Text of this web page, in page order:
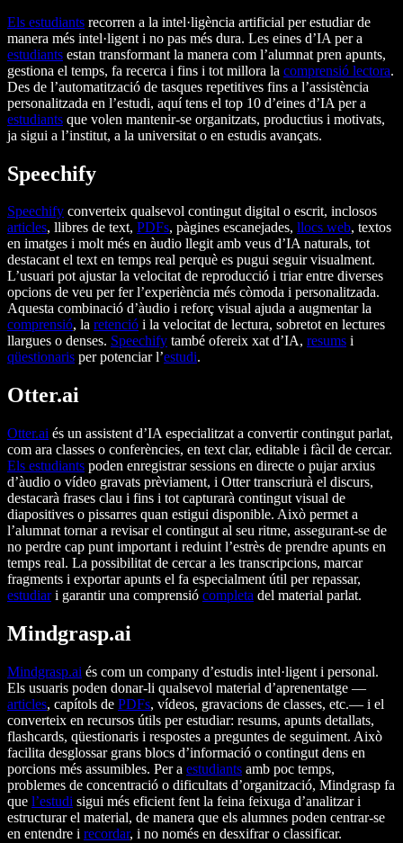
Els estudiants recorren a la intel·ligència artificial per estudiar de
manera més intel·ligent i no pas més dura. Les eines d’IA per a
estudiants estan transformant la manera com l’alumnat pren apunts,
gestiona el temps, fa recerca i fins i tot millora la comprensió lectora.
Des de l’automatització de tasques repetitives fins a l’assistència
personalitzada en l’estudi, aquí tens el top 10 d’eines d’IA per a
estudiants que volen mantenir-se organitzats, productius i motivats,
ja sigui a l’institut, a la universitat o en estudis avançats.
Speechify
Speechify converteix qualsevol contingut digital o escrit, inclosos
articles, llibres de text, PDFs, pàgines escanejades, llocs web, textos
en imatges i molt més en àudio llegit amb veus d’IA naturals, tot
destacant el text en temps real perquè es pugui seguir visualment.
L’usuari pot ajustar la velocitat de reproducció i triar entre diverses
opcions de veu per fer l’experiència més còmoda i personalitzada.
Aquesta combinació d’àudio i reforç visual ajuda a augmentar la
comprensió, la retenció i la velocitat de lectura, sobretot en lectures
llargues o denses. Speechify també ofereix xat d’IA, resums i
qüestionaris per potenciar l’estudi.
Otter.ai
Otter.ai és un assistent d’IA especialitzat a convertir contingut parlat,
com ara classes o conferències, en text clar, editable i fàcil de cercar.
Els estudiants poden enregistrar sessions en directe o pujar arxius
d’àudio o vídeo gravats prèviament, i Otter transcriurà el discurs,
destacarà frases clau i fins i tot capturarà contingut visual de
diapositives o pissarres quan estigui disponible. Això permet a
l’alumnat tornar a revisar el contingut al seu ritme, assegurant-se de
no perdre cap punt important i reduint l’estrès de prendre apunts en
temps real. La possibilitat de cercar a les transcripcions, marcar
fragments i exportar apunts el fa especialment útil per repassar,
estudiari garantir una comprensió completa del material parlat.
Mindgrasp.ai
Mindgrasp.ai és com un company d’estudis intel·ligent i personal.
Els usuaris poden donar-li qualsevol material d’aprenentatge —
articles, capítols de PDFs, vídeos, gravacions de classes, etc.— i el
converteix en recursos útils per estudiar: resums, apunts detallats,
flashcards, qüestionaris i respostes a preguntes de seguiment. Això
facilita desglossar grans blocs d’informació o contingut dens en
porcions més assumibles. Per a estudiants amb poc temps,
problemes de concentració o dificultats d’organització, Mindgrasp fa
que l’estudi sigui més eficient fent la feina feixuga d’analitzar i
estructurar el material, de manera que els alumnes poden centrar-se
en entendre i recordar, i no només en desxifrar o classificar.